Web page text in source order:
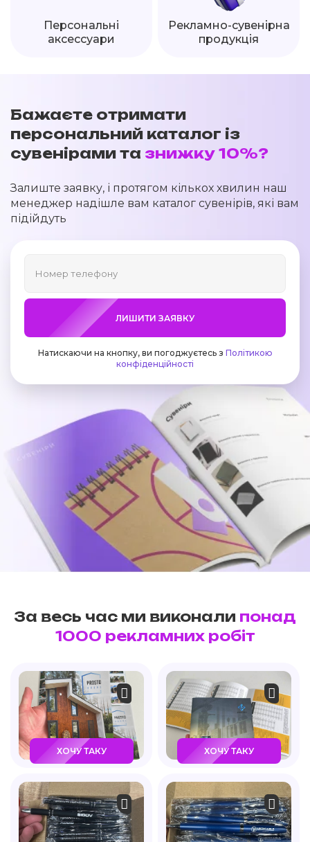
Персональні
аксессуари
Рекламно-сувенірна
продукція
Бажаєте отримати
персональний каталог із
сувенірами та знижку 10%?
Залиште заявку, і протягом кількох хвилин наш
менеджер надішле вам каталог сувенірів, які вам
підійдуть
ЛИШИТИ ЗАЯВКУ
Натискаючи на кнопку, ви погоджуєтесь з Політикою
конфіденційності
За весь час ми виконали понад
1000 рекламних робіт
ХОЧУ ТАКУ ХОЧУ ТАКУ